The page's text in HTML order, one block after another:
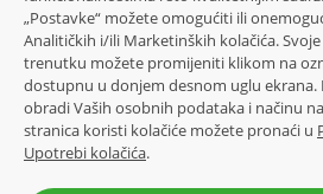
ETIČKI
ETIČKI KODEKS ZA
POLITIKA
„Postavke“ možete omogućiti ili
Analitičkih i/ili Marketinških kolačića.
trenutku možete promijeniti klikom na
dostupnu u donjem desnom uglu ekrana.
obradi Vaših osobnih podataka i načinu
stranica koristi kolačiće možete pronaći u
Upotrebi kolačića.